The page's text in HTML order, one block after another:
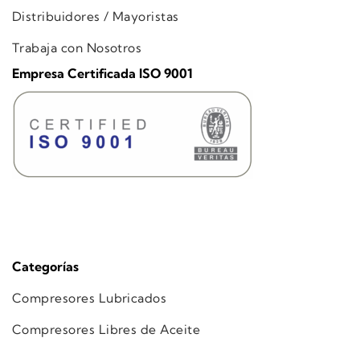
Categorías
Compresores Lubricados
Compresores Libres de Aceite
Distribuidores / Mayoristas
Trabaja con Nosotros
Empresa Certificada ISO 9001